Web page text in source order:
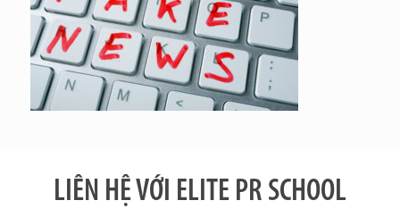
LIÊN HỆ VỚI ELITE PR SCHOOL